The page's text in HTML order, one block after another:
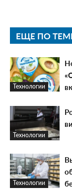
ЕЩЕ ПО
Технологии
Технологии
Технологии